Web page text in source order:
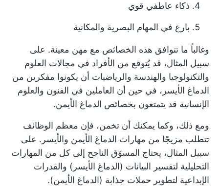
ذكاء عاطفي قوي
بارع في المهام البصرية والمكانية
وغالباً ما تتوافق هذه الخصائص مع مهن معينة. على
سبيل المثال، قد يُتوقع من الأفراد في مجالات العلوم
والتكنولوجيا والهندسة والرياضيات أن يكونوا مفكرين من
الدماغ الأيسر، في حين أن العاملين في الفنون والعلوم
الإنسانية قد يتمتعون بخصائص الدماغ الأيمن.
ومع ذلك، وكما يمكنك أن تخمن، فإن معظم الوظائف
تتطلب مزيجًا من مهارات الدماغ الأيمن والأيسر. على
سبيل المثال، يحتاج المسوّق الناجح إلى كل من المهارات
التحليلية لتفسير البيانات (الدماغ الأيسر) والقدرات
الإبداعية لتطوير حملات جذابة (الدماغ الأيمن).